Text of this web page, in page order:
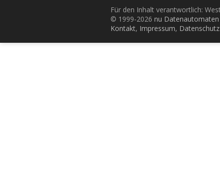
Für den Inhalt verantwortlich:
© 1999-2026 nu
Kontakt, Impressum, Datenschutz